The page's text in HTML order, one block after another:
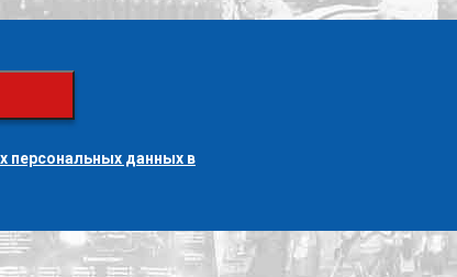
персональных данных в